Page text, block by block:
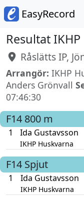
EasyRecord
Resultat
Råslätts IP,
Arrangör: IKHP
Anders Grönvall
07:46:30
F14 800 m
1
Ida Gustavsson
IKHP Huskvarna
F14 Spjut
1
Ida Gustavsson
IKHP Huskvarna